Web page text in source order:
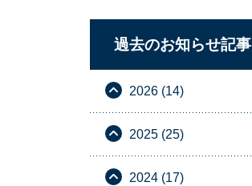
過去のお知らせ記事
2026 (14)
2025 (25)
2024 (17)